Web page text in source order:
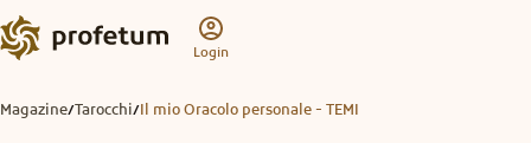
Login
Magazine/Tarocchi/Il mio Oracolo personale - TEMI